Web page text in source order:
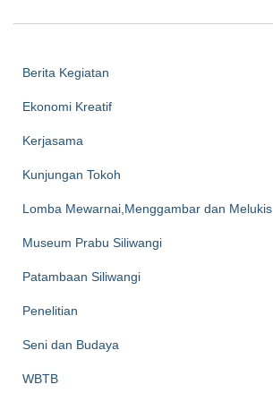
Berita Kegiatan
Ekonomi Kreatif
Kerjasama
Kunjungan Tokoh
Lomba Mewarnai,Menggambar dan Melukis
Museum Prabu Siliwangi
Patambaan Siliwangi
Penelitian
Seni dan Budaya
WBTB